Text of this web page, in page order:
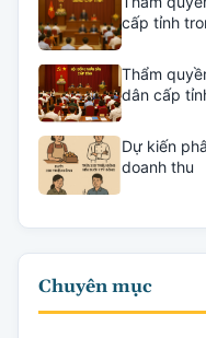
cấp tỉnh
Thẩm
dân cấp
Dự kiến
doanh thu
Chuyên mục